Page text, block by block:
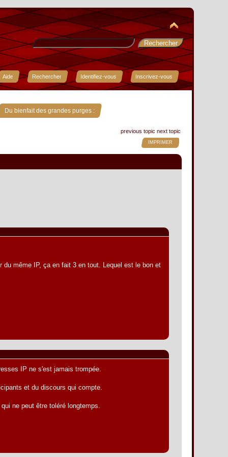
Aide Rechercher Identifiez-vous Inscrivez-vous
Du bienfait des grandes purges :
previous topic next topic
IMPRIMER
même IP, ça en fait 3 en tout. Lequel est le bon et
IP ne s'est jamais trompée.
et du discours qui compte.
ne peut être toléré longtemps.